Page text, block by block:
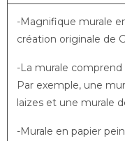
-Magnifique murale
création originale de
-La murale comprend
Par exemple, une
laizes et une murale
-Murale en papier